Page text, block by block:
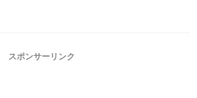
スポンサーリンク